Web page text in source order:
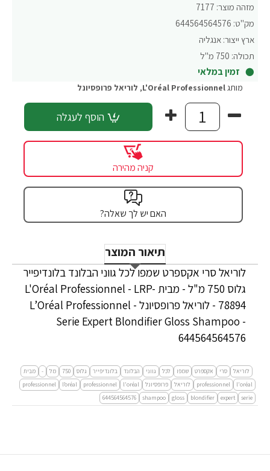
מזהה מוצר: 7177
מק"ט: 644564564576
ארץ ייצור: אנגליה
תכולה: 750 מ"ל
זמין במלאי
מותגL'Oréal Professionnel
, לוריאל פרופסיונל
הוסף לעגלה
קניה מהירה
האם יש לך שאלה?
תיאור המוצר
לוריאל סרי אקספרט שמפו לכל גווני הבלונד בלונדיפייר
גלוס 750 מ"ל - מבית L'Oréal Professionnel - LRP-
78894 - לוריאל פרופסיונל - L’Oréal Professionnel
Serie Expert Blondifier Gloss Shampoo -
644564564576
לוריאל סרי אקספרט שמפו לכל גווני הבלונד בלונדיפייר גלוס 750 מל -
מבית
l'oréal
professionnel לוריאל פרופסיונל l'oréal
professionnel
l’oréal
professionnel
serie
expert
blondifier
gloss
shampoo
644564564576